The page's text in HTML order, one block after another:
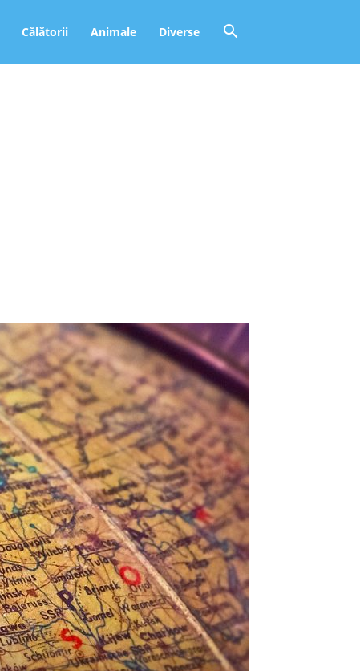
Călătorii Animale Diverse